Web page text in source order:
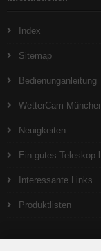
Index
Sitemap
Bedienunganleitung
WetterCam
Neuigkeiten
Ein gutes Teleskop
Interessante Links
Produktlisten